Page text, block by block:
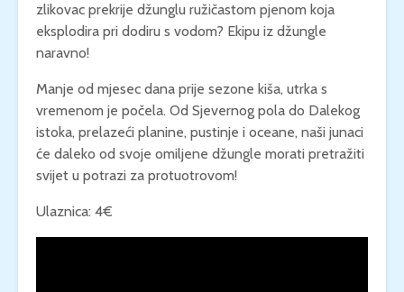
zlikovac prekrije džunglu ružičastom pjenom koja
eksplodira pri dodiru s vodom? Ekipu iz džungle
naravno!
Manje od mjesec dana prije sezone kiša, utrka s
vremenom je počela. Od Sjevernog pola do Dalekog
istoka, prelazeći planine, pustinje i oceane, naši junaci
će daleko od svoje omiljene džungle morati pretražiti
svijet u potrazi za protuotrovom!
Ulaznica: 4€